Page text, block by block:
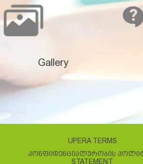
Gallery
UPERA TERMS
ᲙᲝᲜᲤᲘᲓᲔᲜᲪᲘᲐᲚᲣᲠᲝᲑᲘᲡ
STATEMENT